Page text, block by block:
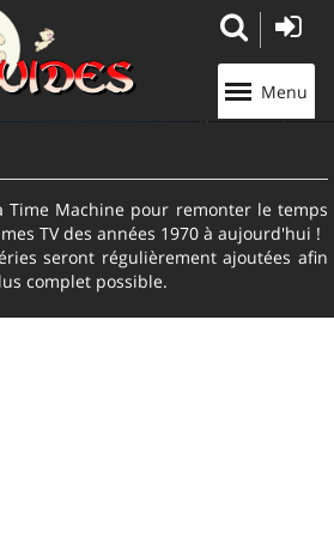
Menu
Time Machine pour remonter le temps
TV des années 1970 à aujourd'hui !
seront régulièrement ajoutées afin
complet possible.